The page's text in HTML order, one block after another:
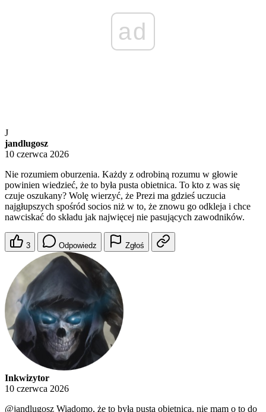
ad
J
jandlugosz
10 czerwca 2026
Nie rozumiem oburzenia. Każdy z odrobiną rozumu w głowie
powinien wiedzieć, że to była pusta obietnica. To kto z was się
czuje oszukany? Wolę wierzyć, że Prezi ma gdzieś uczucia
najgłupszych spośród socios niż w to, że znowu go odkleja i chce
nawciskać do składu jak najwięcej nie pasujących zawodników.
3 Odpowiedz Zgłoś
Inkwizytor
10 czerwca 2026
@jandlugosz Wiadomo, że to była pusta obietnica, nie mam o to do